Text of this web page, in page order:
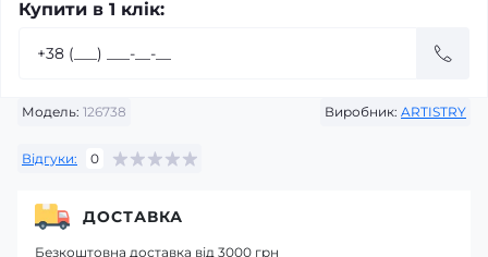
Модель: 126738 Виробник: ARTISTRY
Відгуки: 0
Купити в 1 клік:
ДОСТАВКА
Безкоштовна доставка від 3000 грн